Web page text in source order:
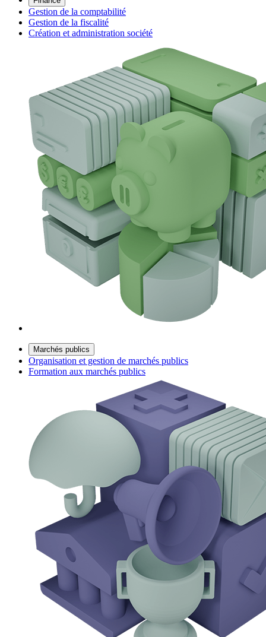
Gestion de la comptabilité
Gestion de la fiscalité
Création et administration société
Marchés publics
Organisation et gestion de marchés publics
Formation aux marchés publics